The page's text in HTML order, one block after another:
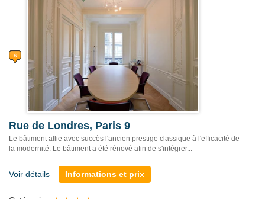
Rue de Londres, Paris 9
Le bâtiment allie avec succès l'ancien prestige classique à l'efficacité de
la modernité. Le bâtiment a été rénové afin de s'intégrer...
Voir détails Informations et prix